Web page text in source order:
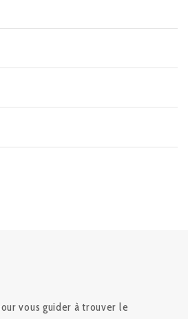
vous guider à trouver le